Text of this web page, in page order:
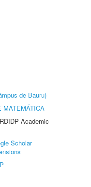
de Bauru)
MATEMÁTICA
Academic
Scholar